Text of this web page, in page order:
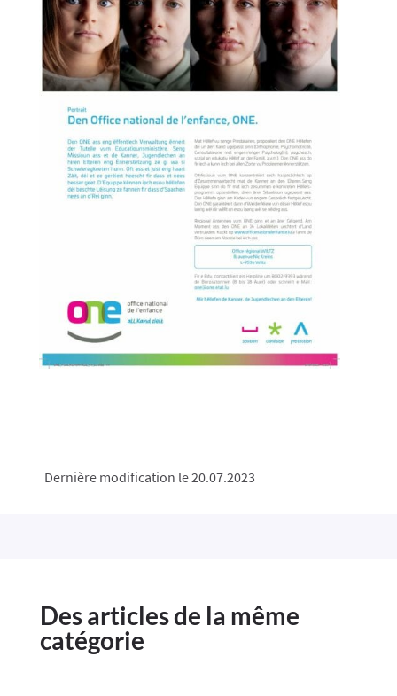
Dernière modification le 20.07.2023
Des articles de la même
catégorie